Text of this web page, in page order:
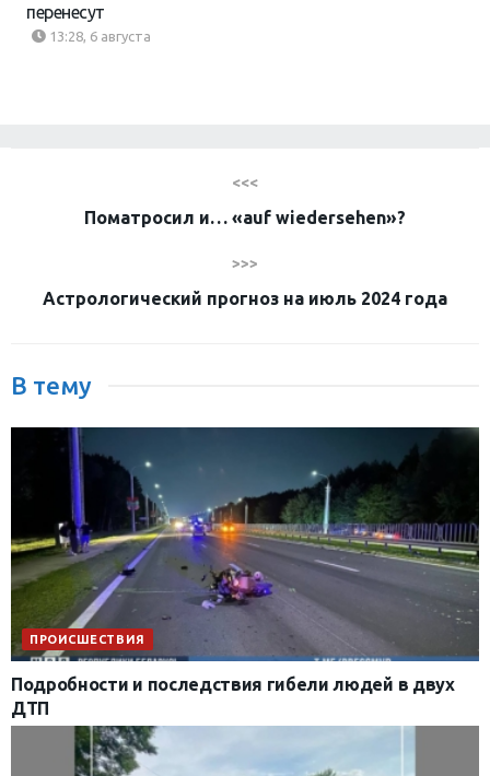
перенесут
13:28, 6 августа
<<<
Поматросил и… «auf wiedersehen»?
>>>
Астрологический прогноз на июль 2024 года
В тему
ПРОИСШЕСТВИЯ
Подробности и последствия гибели людей в двух
ДТП